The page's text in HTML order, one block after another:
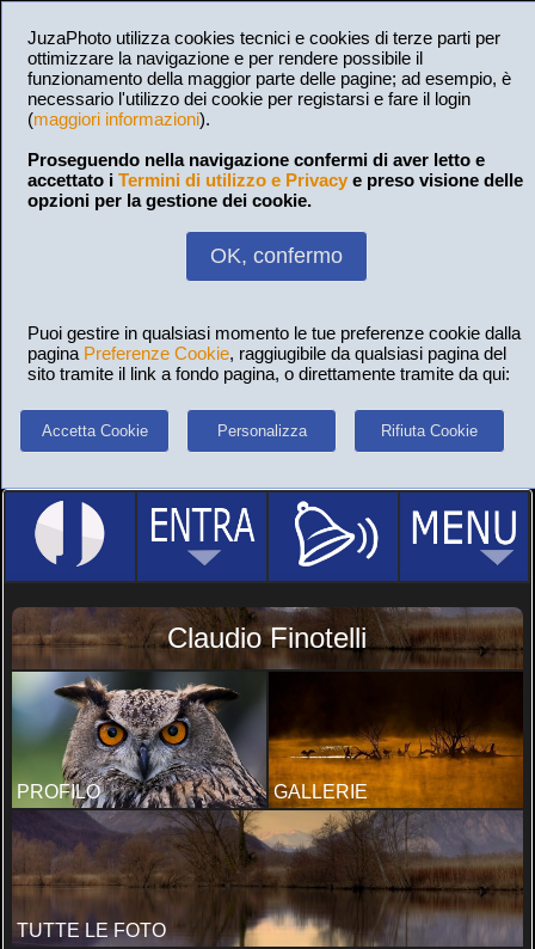
JuzaPhoto utilizza cookies tecnici e cookies di terze parti per
ottimizzare la navigazione e per rendere possibile il
funzionamento della maggior parte delle pagine; ad esempio, è
necessario l'utilizzo dei cookie per registarsi e fare il login
(maggiori informazioni).
Proseguendo nella navigazione confermi di aver letto e
accettato i Termini di utilizzo e Privacy e preso visione delle
opzioni per la gestione dei cookie.
OK, confermo
Puoi gestire in qualsiasi momento le tue preferenze cookie dalla
pagina Preferenze Cookie, raggiugibile da qualsiasi pagina del
sito tramite il link a fondo pagina, o direttamente tramite da qui:
Accetta Cookie Personalizza Rifiuta Cookie
Claudio Finotelli
PROFILO GALLERIE
TUTTE LE FOTO